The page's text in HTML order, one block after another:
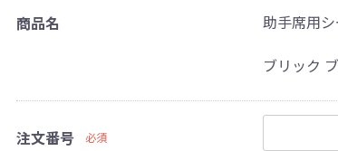
商品名
助手席用
ブリック
注文番号 必須